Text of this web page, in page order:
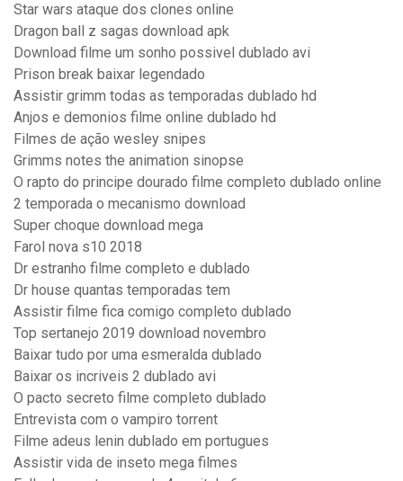
Star wars ataque dos clones online
Dragon ball z sagas download apk
Download filme um sonho possivel dublado avi
Prison break baixar legendado
Assistir grimm todas as temporadas dublado hd
Anjos e demonios filme online dublado hd
Filmes de ação wesley snipes
Grimms notes the animation sinopse
O rapto do principe dourado filme completo dublado online
2 temporada o mecanismo download
Super choque download mega
Farol nova s10 2018
Dr estranho filme completo e dublado
Dr house quantas temporadas tem
Assistir filme fica comigo completo dublado
Top sertanejo 2019 download novembro
Baixar tudo por uma esmeralda dublado
Baixar os incriveis 2 dublado avi
O pacto secreto filme completo dublado
Entrevista com o vampiro torrent
Filme adeus lenin dublado em portugues
Assistir vida de inseto mega filmes